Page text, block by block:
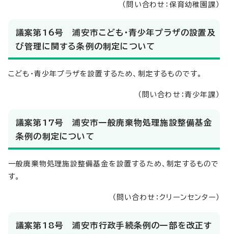
（問い合わせ：保育幼稚園課）
議案第16号 浦安市こども・青少年プラザの設置及
び管理に関する条例の制定について
こども・青少年プラザを設置するため、制定するものです。
（問い合わせ：青少年課）
議案第17号 浦安市一般廃棄物処理施設整備基金
条例の制定について
一般廃棄物処理施設整備基金を設置するため、制定するもので
す。
（問い合わせ：クリーンセンター）
議案第18号 浦安市行政手続条例の一部を改正す